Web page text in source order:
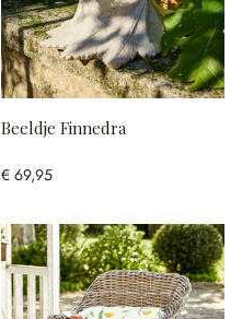
Beeldje Finnedra
€ 69,95